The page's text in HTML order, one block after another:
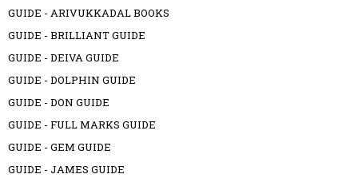
GUIDE - ARIVUKKADAL BOOKS
GUIDE - BRILLIANT GUIDE
GUIDE - DEIVA GUIDE
GUIDE - DOLPHIN GUIDE
GUIDE - DON GUIDE
GUIDE - FULL MARKS GUIDE
GUIDE - GEM GUIDE
GUIDE - JAMES GUIDE